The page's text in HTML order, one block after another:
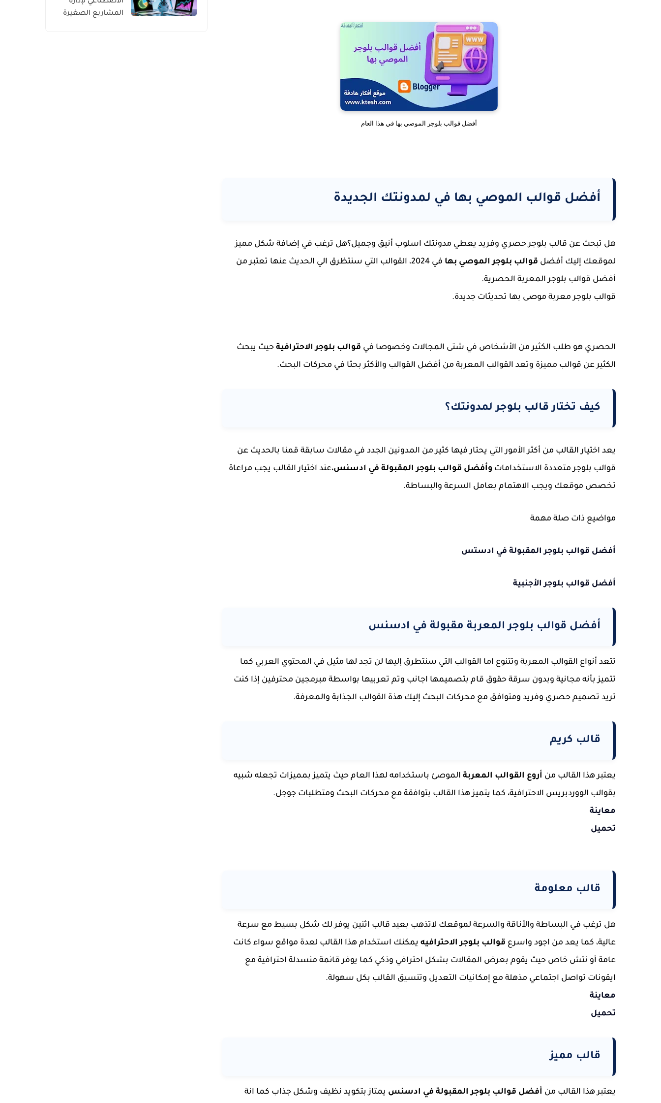
أفضل قوالب بلوجر الموصي بها في هذا العام
أفضل قوالب الموصي بها في لمدونتك الجديدة
هل تبحث عن قالب بلوجر حصري وفريد يعطي مدونتك اسلوب أنيق وجميل؟هل ترغب في إضافة شكل مميز
لموقعك إليك أفضل قوالب بلوجر الموصي بها
في 2024، القوالب التي سنتظرق الي الحديث عنها تعتبر من
أفضل قوالب بلوجر المعربة الحصرية.
قوالب بلوجر معربة موصى بها تحديثات جديدة.
الحصري هو طلب الكثير من الأشخاص في شتى المجالات وخصوصا في قوالب بلوجر الاحترافية حيث يبحث
الكثير عن قوالب مميزة وتعد القوالب المعربة من أفضل القوالب والأكثر بحثا في محركات البحث.
كيف تختار قالب بلوجر لمدونتك؟
يعد اختيار القالب من أكثر الأمور التي يحتار فيها كثير من المدونين الجدد في مقالات سابقة قمنا بالحديث عن
قوالب بلوجر متعددة الاستخدامات وأفضل قوالب بلوجر المقبولة في ادسنس،عند اختيار القالب يجب مراعاة
تخصص موقعك ويجب الاهتمام بعامل السرعة والبساطة.
مواضيع ذات صلة مهمة
أفضل قوالب بلوجر المقبولة في ادستس
أفضل قوالب بلوجر الأجنبية
أفضل قوالب بلوجر المعربة مقبولة في ادسنس
تتعد أنواع القوالب المعربة وتتنوع اما القوالب التي سنتطرق إليها لن تجد لها مثيل في المحتوي العربي كما
تتميز بأنه مجانية وبدون سرقة حقوق قام بتصميمها اجانب وتم تعربيها بواسطة مبرمجين محترفين إذا كنت
تريد تصميم حصري وفريد ومتوافق مع محركات البحث إليك هذة القوالب الجذابة والمعرفة.
قالب كريم
يعتبر هذا القالب من أروع القوالب المعربة الموصئ باستخدامه لهذا العام حيث يتميز بمميزات تجعله شبيه
بقوالب الووردبريس الاحترافية، كما يتميز هذا القالب بتوافقة مع محركات البحث ومتطلبات جوجل.
معاينة
تحميل
قالب معلومة
هل ترغب في البساطة والأناقة والسرعة لموقعك لاتذهب بعيد قالب اثنين يوفر لك شكل بسيط مع سرعة
عالية، كما يعد من اجود واسرع قوالب بلوجر الاحترافيه يمكنك استخدام هذا القالب لعدة مواقع سواء كانت
عامة أو نتش خاص حيث يقوم بعرض المقالات بشكل احترافي وذكي كما يوفر قائمة منسدلة احترافية مع
ايقونات تواصل اجتماعي مذهلة مع إمكانيات التعديل وتنسيق القالب بكل سهولة.
معاينة
تحميل
قالب مميز
يعتبر هذا القالب من أفضل قوالب بلوجر المقبولة في ادسنس يمتاز بتكويد نظيف وشكل جذاب كما انة
المشاريع الصغيرة